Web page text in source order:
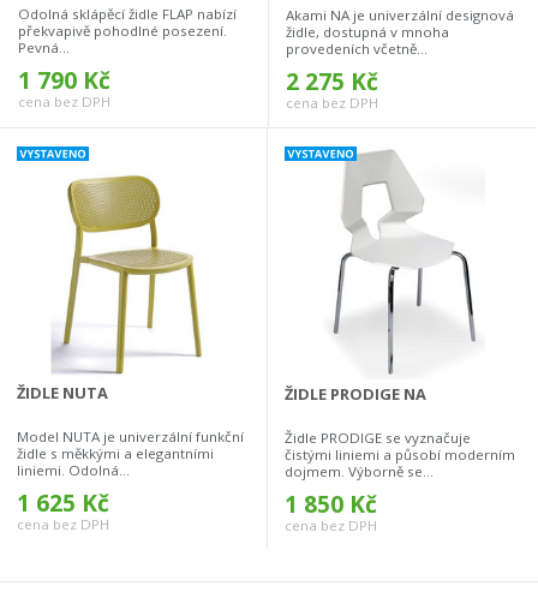
Odolná sklápěcí židle FLAP nabízí
překvapivě pohodlné posezení.
Pevná...
1 790 Kč
cena bez DPH
Akami NA je univerzální designová
židle, dostupná v mnoha
provedeních včetně...
2 275 Kč
cena bez DPH
ŽIDLE NUTA
Model NUTA je univerzální funkční
židle s měkkými a elegantními
liniemi. Odolná...
1 625 Kč
cena bez DPH
ŽIDLE PRODIGE NA
Židle PRODIGE se vyznačuje
čistými liniemi a působí moderním
dojmem. Výborně se...
1 850 Kč
cena bez DPH